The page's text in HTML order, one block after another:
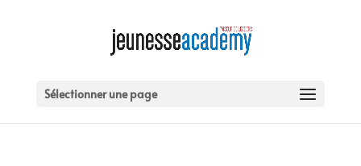
Sélectionner une page